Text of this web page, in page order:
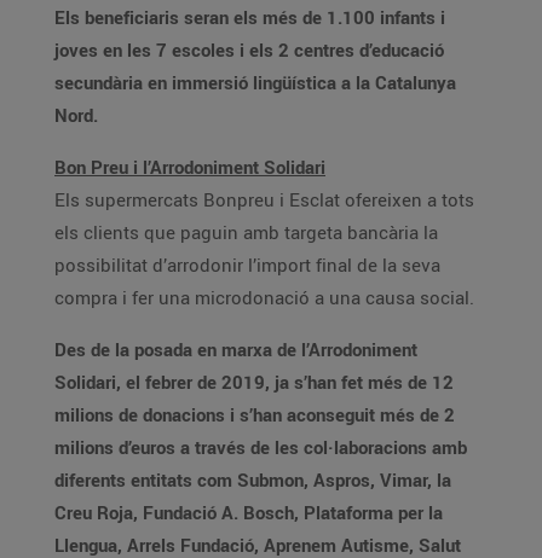
Els beneficiaris seran els més de 1.100 infants i
joves en les 7 escoles i els 2 centres d’educació
secundària en immersió lingüística a la Catalunya
Nord.
Bon Preu i l’Arrodoniment Solidari
Els supermercats Bonpreu i Esclat ofereixen a tots
els clients que paguin amb targeta bancària la
possibilitat d’arrodonir l’import final de la seva
compra i fer una microdonació a una causa social.
Des de la posada en marxa de l’Arrodoniment
Solidari, el febrer de 2019, ja s’han fet més de 12
milions de donacions i s’han aconseguit més de 2
milions d’euros a través de les col·laboracions amb
diferents entitats com Submon, Aspros, Vimar, la
Creu Roja, Fundació A. Bosch, Plataforma per la
Llengua, Arrels Fundació, Aprenem Autisme, Salut